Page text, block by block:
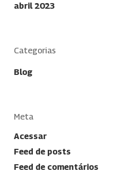
abril 2023
Categorias
Blog
Meta
Acessar
Feed de posts
Feed de comentários